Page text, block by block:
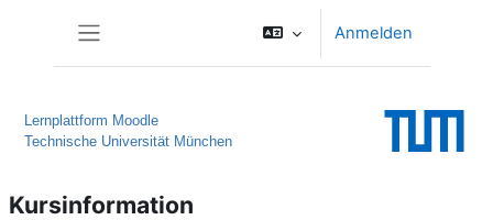
Anmelden
Lernplattform Moodle
Technische Universität München
Kursinformation